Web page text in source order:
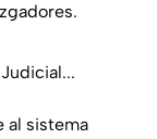
al sistema